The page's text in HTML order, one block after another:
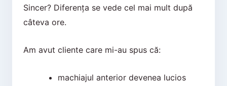
Sincer? Diferența se vede cel mai mult după
câteva ore.
Am avut cliente care mi-au spus că:
machiajul anterior devenea lucios